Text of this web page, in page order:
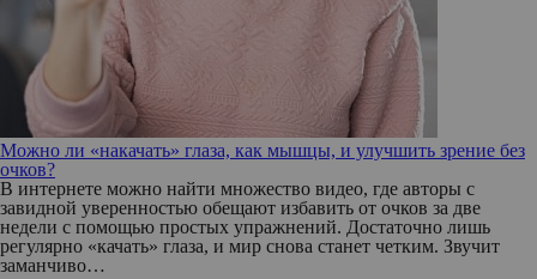
Можно ли «накачать» глаза, как мышцы, и улучшить зрение без
очков?
В интернете можно найти множество видео, где авторы с
завидной уверенностью обещают избавить от очков за две
недели с помощью простых упражнений. Достаточно лишь
регулярно «качать» глаза, и мир снова станет четким. Звучит
заманчиво…